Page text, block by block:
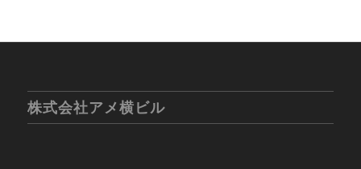
株式会社アメ横ビル